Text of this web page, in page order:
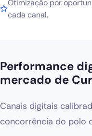
Otimização por
cada canal.
Performance
mercado de
Canais digitais
concorrência do polo